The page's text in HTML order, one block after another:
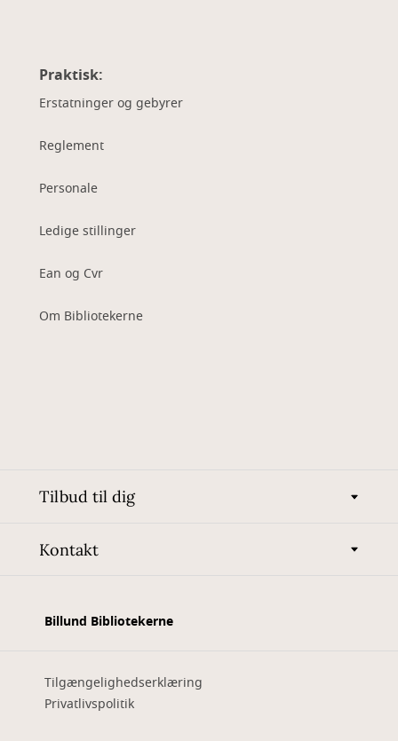
Praktisk:
Erstatninger og gebyrer
Reglement
Personale
Ledige stillinger
Ean og Cvr
Om Bibliotekerne
Tilbud til dig
Kontakt
Billund Bibliotekerne
Tilgængelighedserklæring
Privatlivspolitik